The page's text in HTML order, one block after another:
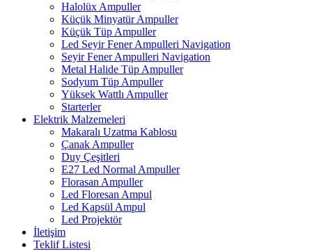
Halolüx Ampuller
Küçük Minyatür Ampuller
Küçük Tüp Ampuller
Led Seyir Fener Ampulleri Navigation
Seyir Fener Ampulleri Navigation
Metal Halide Tüp Ampuller
Sodyum Tüp Ampuller
Yüksek Wattlı Ampuller
Starterler
Elektrik Malzemeleri
Makaralı Uzatma Kablosu
Çanak Ampuller
Duy Çeşitleri
E27 Led Normal Ampuller
Florasan Ampuller
Led Floresan Ampul
Led Kapsül Ampul
Led Projektör
İletişim
Teklif Listesi